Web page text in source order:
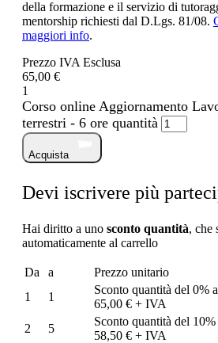
della formazione e il servizio di
mentorship richiesti dal D.Lgs. 81/08.
maggiori info.
Prezzo IVA Esclusa
65,00 €
1
Corso online Aggiornamento
terrestri - 6 ore quantità
Acquista
Devi iscrivere più
Hai diritto a uno sconto quantità, che
automaticamente al carrello
Da a
Prezzo unitario
1
1
Sconto quantità del 0%
65,00 € + IVA
2
5
Sconto quantità del
58,50 € + IVA